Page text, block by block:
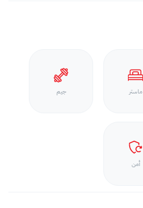
ماستر جيم
أمن